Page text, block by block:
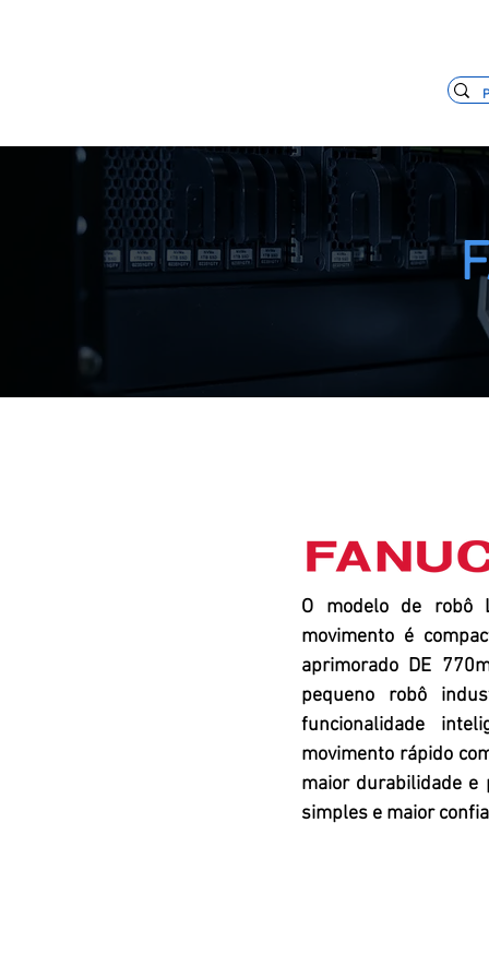
O modelo de robô
movimento é
aprimorado DE
pequeno robô
funcionalidade
movimento rápido
maior durabilidade e
simples e maior